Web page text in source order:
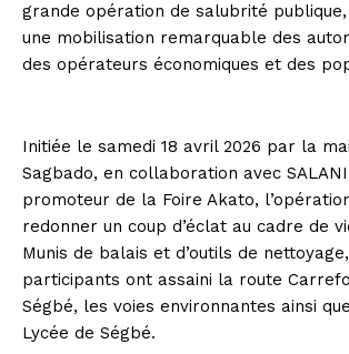
grande opération de salubrité
une mobilisation remarquable des
des opérateurs économiques et des
Initiée le samedi 18 avril 2026 par la
Sagbado, en collaboration avec
promoteur de la Foire Akato,
redonner un coup d’éclat au cadre de
Munis de balais et d’outils de
participants ont assaini la route
Ségbé, les voies environnantes ainsi
Lycée de Ségbé.